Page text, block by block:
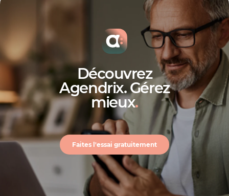
Découvrez
Agendrix. Gérez
mieux.
Faites l'essai gratuitement